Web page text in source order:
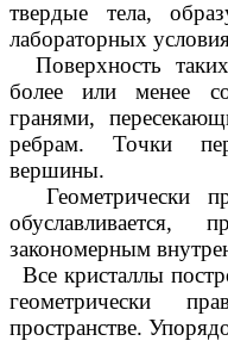
твердые тела,
лабораторных
Поверхность
более или менее
гранями,
ребрам. Точки
вершины.
Геометрически
закономерным
Все кристаллы
геометрически
пространстве.